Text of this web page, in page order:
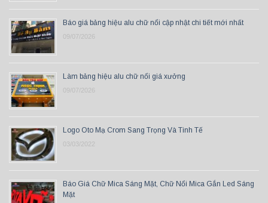
Báo giá bảng hiệu alu chữ nổi cập nhật chi tiết mới nhất
09/07/2026
Làm bảng hiệu alu chữ nổi giá xưởng
09/07/2026
Logo Oto Mạ Crom Sang Trọng Và Tinh Tế
03/03/2022
Báo Giá Chữ Mica Sáng Mặt, Chữ Nổi Mica Gắn Led Sáng
Mặt